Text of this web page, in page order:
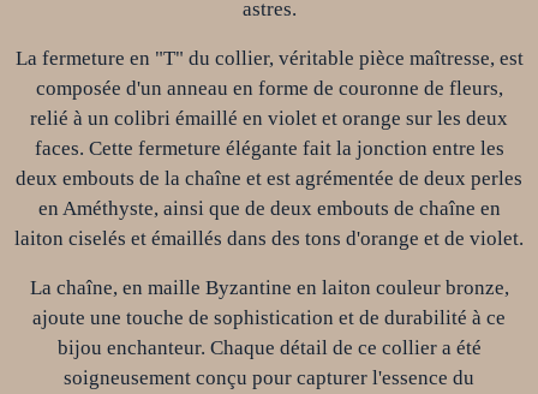
astres.
La fermeture en "T" du collier, véritable pièce maîtresse, est
composée d'un anneau en forme de couronne de fleurs,
relié à un colibri émaillé en violet et orange sur les deux
faces. Cette fermeture élégante fait la jonction entre les
deux embouts de la chaîne et est agrémentée de deux perles
en Améthyste, ainsi que de deux embouts de chaîne en
laiton ciselés et émaillés dans des tons d'orange et de violet.
La chaîne, en maille Byzantine en laiton couleur bronze,
ajoute une touche de sophistication et de durabilité à ce
bijou enchanteur. Chaque détail de ce collier a été
soigneusement conçu pour capturer l'essence du